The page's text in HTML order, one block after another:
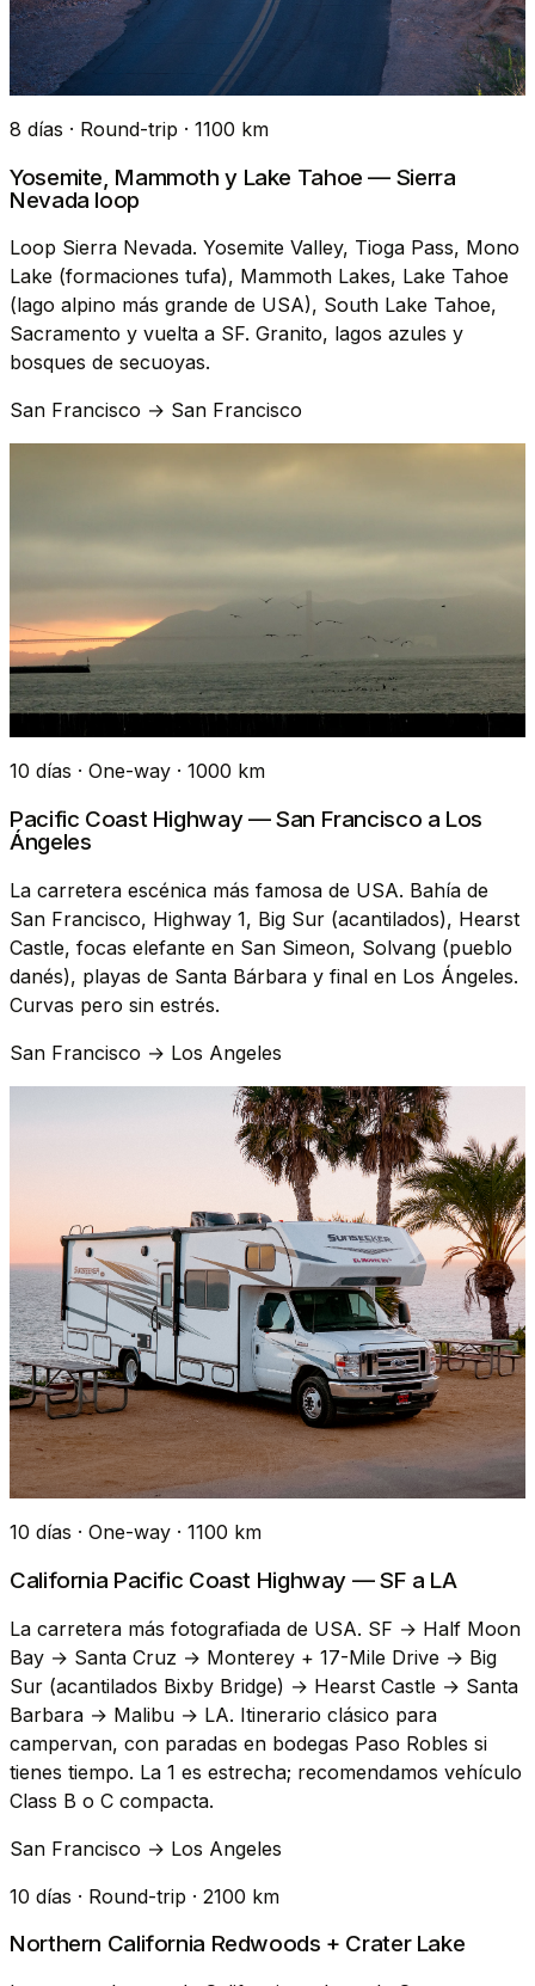
8 días · Round-trip · 1100 km
Yosemite, Mammoth y Lake Tahoe — Sierra
Nevada loop
Loop Sierra Nevada. Yosemite Valley, Tioga Pass, Mono
Lake (formaciones tufa), Mammoth Lakes, Lake Tahoe
(lago alpino más grande de USA), South Lake Tahoe,
Sacramento y vuelta a SF. Granito, lagos azules y
bosques de secuoyas.
San Francisco → San Francisco
10 días · One-way · 1000 km
Pacific Coast Highway — San Francisco a Los
Ángeles
La carretera escénica más famosa de USA. Bahía de
San Francisco, Highway 1, Big Sur (acantilados), Hearst
Castle, focas elefante en San Simeon, Solvang (pueblo
danés), playas de Santa Bárbara y final en Los Ángeles.
Curvas pero sin estrés.
San Francisco → Los Angeles
10 días · One-way · 1100 km
California Pacific Coast Highway — SF a LA
La carretera más fotografiada de USA. SF → Half Moon
Bay → Santa Cruz → Monterey + 17-Mile Drive → Big
Sur (acantilados Bixby Bridge) → Hearst Castle → Santa
Barbara → Malibu → LA. Itinerario clásico para
campervan, con paradas en bodegas Paso Robles si
tienes tiempo. La 1 es estrecha; recomendamos vehículo
Class B o C compacta.
San Francisco → Los Angeles
10 días · Round-trip · 2100 km
Northern California Redwoods + Crater Lake